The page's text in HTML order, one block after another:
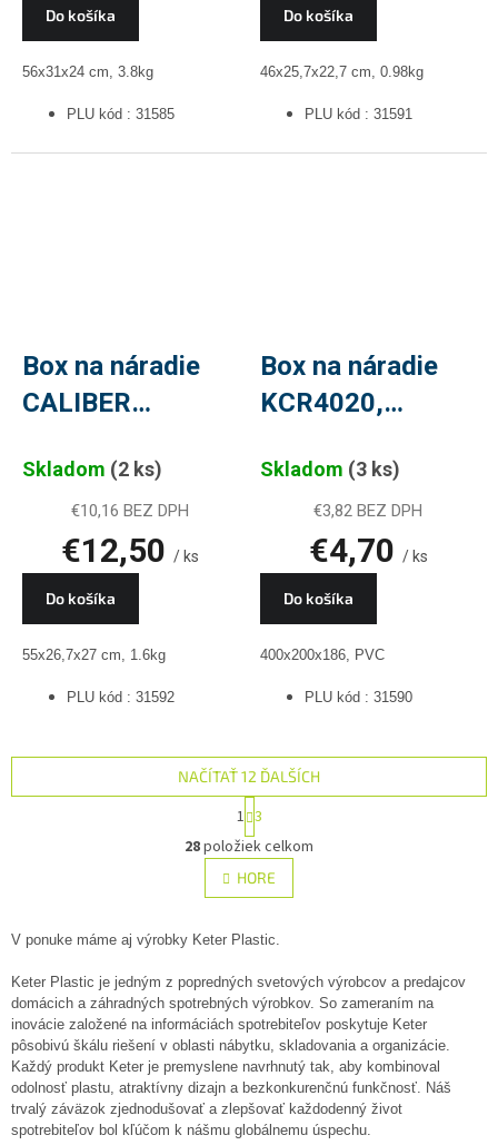
Do košíka
56x31x24 cm, 3.8kg
PLU kód : 31585
Do košíka
46x25,7x22,7 cm, 0.98kg
PLU kód : 31591
Box na náradie
CALIBER
55x26,7x27 cm
Skladom (2 ks)
€10,16 BEZ DPH
€12,50 / ks
Do košíka
55x26,7x27 cm, 1.6kg
PLU kód : 31592
Box na náradie
KCR4020,
CALIBER, PLU
31590
Skladom (3 ks)
€3,82 BEZ DPH
€4,70 / ks
Do košíka
400x200x186, PVC
PLU kód : 31590
O
v
l
á
a
i
e
p
r
v
k
y
v
NAČÍTAŤ 12 ĎALŠÍCH
S
t
r
á
n
k
v
n
i
e
1 3
28položiek celkom
HORE
V ponuke máme aj výrobky Keter Plastic.
Keter Plastic je jedným z popredných svetových výrobcov a predajcov
domácich a záhradných spotrebných výrobkov. So zameraním na
inovácie založené na informáciách spotrebiteľov poskytuje Keter
pôsobivú škálu riešení v oblasti nábytku, skladovania a organizácie.
Každý produkt Keter je premyslene navrhnutý tak, aby kombinoval
odolnosť plastu, atraktívny dizajn a bezkonkurenčnú funkčnosť. Náš
trvalý záväzok zjednodušovať a zlepšovať každodenný život
spotrebiteľov bol kľúčom k nášmu globálnemu úspechu.